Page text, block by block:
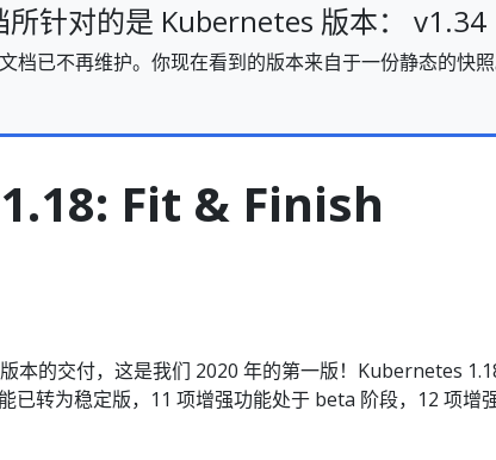
所针对的是 Kubernetes 版本： v1.34
档已不再维护。你现在看到的版本来自于一份静态的快
Fit & Finish
本的交付，这是我们 2020 年的第一版！Kubernetes
已转为稳定版，11 项增强功能处于 beta 阶段，12 项增